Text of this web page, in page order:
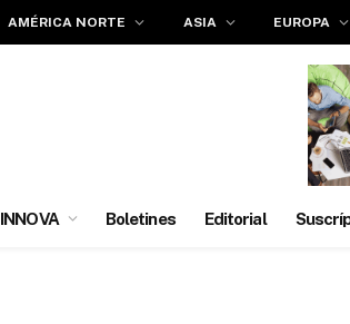
AMÉRICA NORTE ASIA EUROPA
INNOVA Boletines Editorial